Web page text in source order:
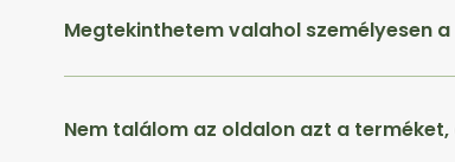
Megtekinthetem valahol személyesen
Nem találom az oldalon azt a terméket,